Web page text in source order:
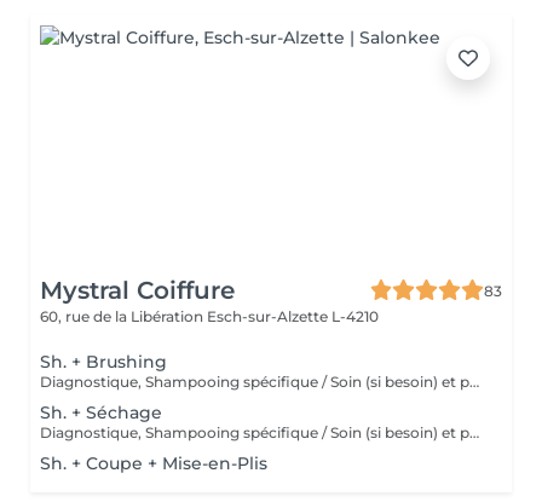
Mystral Coiffure
83
60, rue de la Libération Esch-sur-Alzette L-4210
Sh. + Brushing
Diagnostique, Shampooing spécifique / Soin (si besoin) et produits de coiffage inclus
Sh. + Séchage
Diagnostique, Shampooing spécifique / Soin (si besoin) et produits de coiffage inclus
Sh. + Coupe + Mise-en-Plis